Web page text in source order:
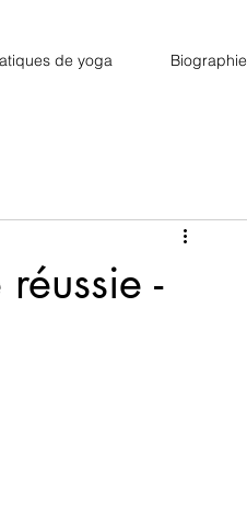
de yoga Biographie
-